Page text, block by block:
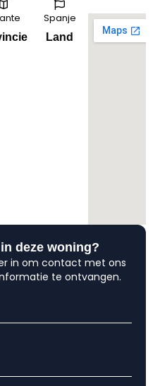
Spanje
Land
deze woning?
in om contact met ons
te ontvangen.